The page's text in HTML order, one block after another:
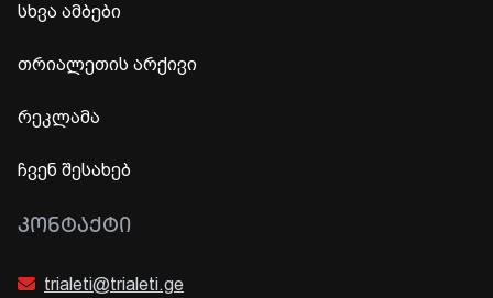
სხვა ამბები
თრიალეთის არქივი
რეკლამა
ჩვენ შესახებ
ᲙᲝᲜᲢᲐᲥᲢᲘ
trialeti@trialeti.ge